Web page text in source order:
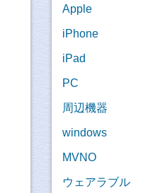
Apple
iPhone
iPad
PC
周辺機器
windows
MVNO
ウェアラブル